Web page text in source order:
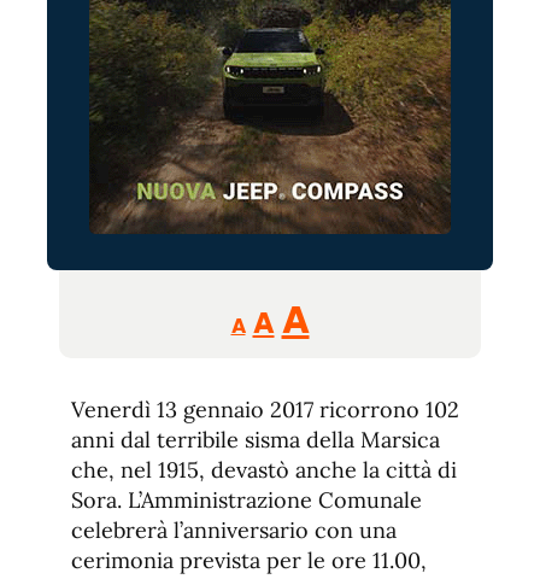
A
Reducir
tamaño
A Restablecer
de
fuente
AAumentar
de
fuente.
Venerdì 13 gennaio 2017 ricorrono 102
anni dal terribile sisma della Marsica
che, nel 1915, devastò anche la città di
Sora. L’Amministrazione Comunale
celebrerà l’anniversario con una
cerimonia prevista per le ore 11.00,